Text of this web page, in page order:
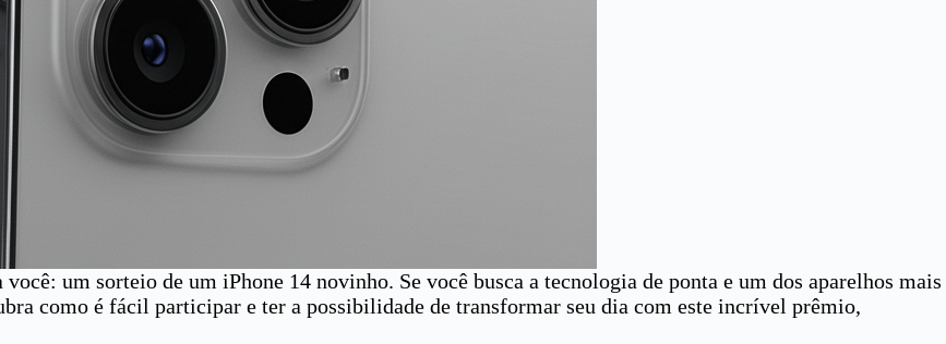
um sorteio de um iPhone 14 novinho. Se você busca a tecnologia de ponta e um dos aparelhos mais
como é fácil participar e ter a possibilidade de transformar seu dia com este incrível prêmio,